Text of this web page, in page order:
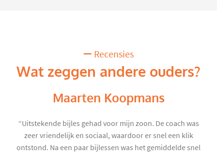
Recensies
Wat zeggen andere ouders?
Maarten Koopmans
“Uitstekende bijles gehad voor mijn zoon. De coach was
zeer vriendelijk en sociaal, waardoor er snel een klik
ontstond. Na een paar bijlessen was het gemiddelde snel